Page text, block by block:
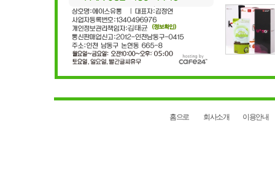
홈으로 회사소개 이용안내